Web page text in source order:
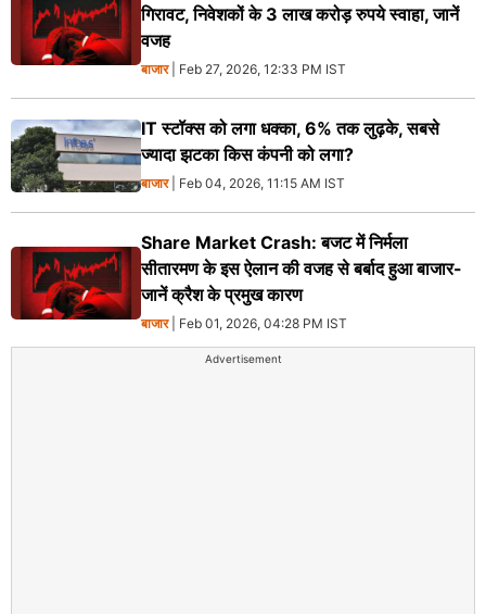
गिरावट, निवेशकों के 3 लाख करोड़ रुपये स्वाहा, जानें
वजह
बाजार| Feb 27, 2026, 12:33 PM IST
IT स्टॉक्स को लगा धक्का, 6% तक लुढ़के, सबसे
ज्यादा झटका किस कंपनी को लगा?
बाजार| Feb 04, 2026, 11:15 AM IST
Share Market Crash: बजट में निर्मला
सीतारमण के इस ऐलान की वजह से बर्बाद हुआ बाजार-
जानें क्रैश के प्रमुख कारण
बाजार| Feb 01, 2026, 04:28 PM IST
Advertisement